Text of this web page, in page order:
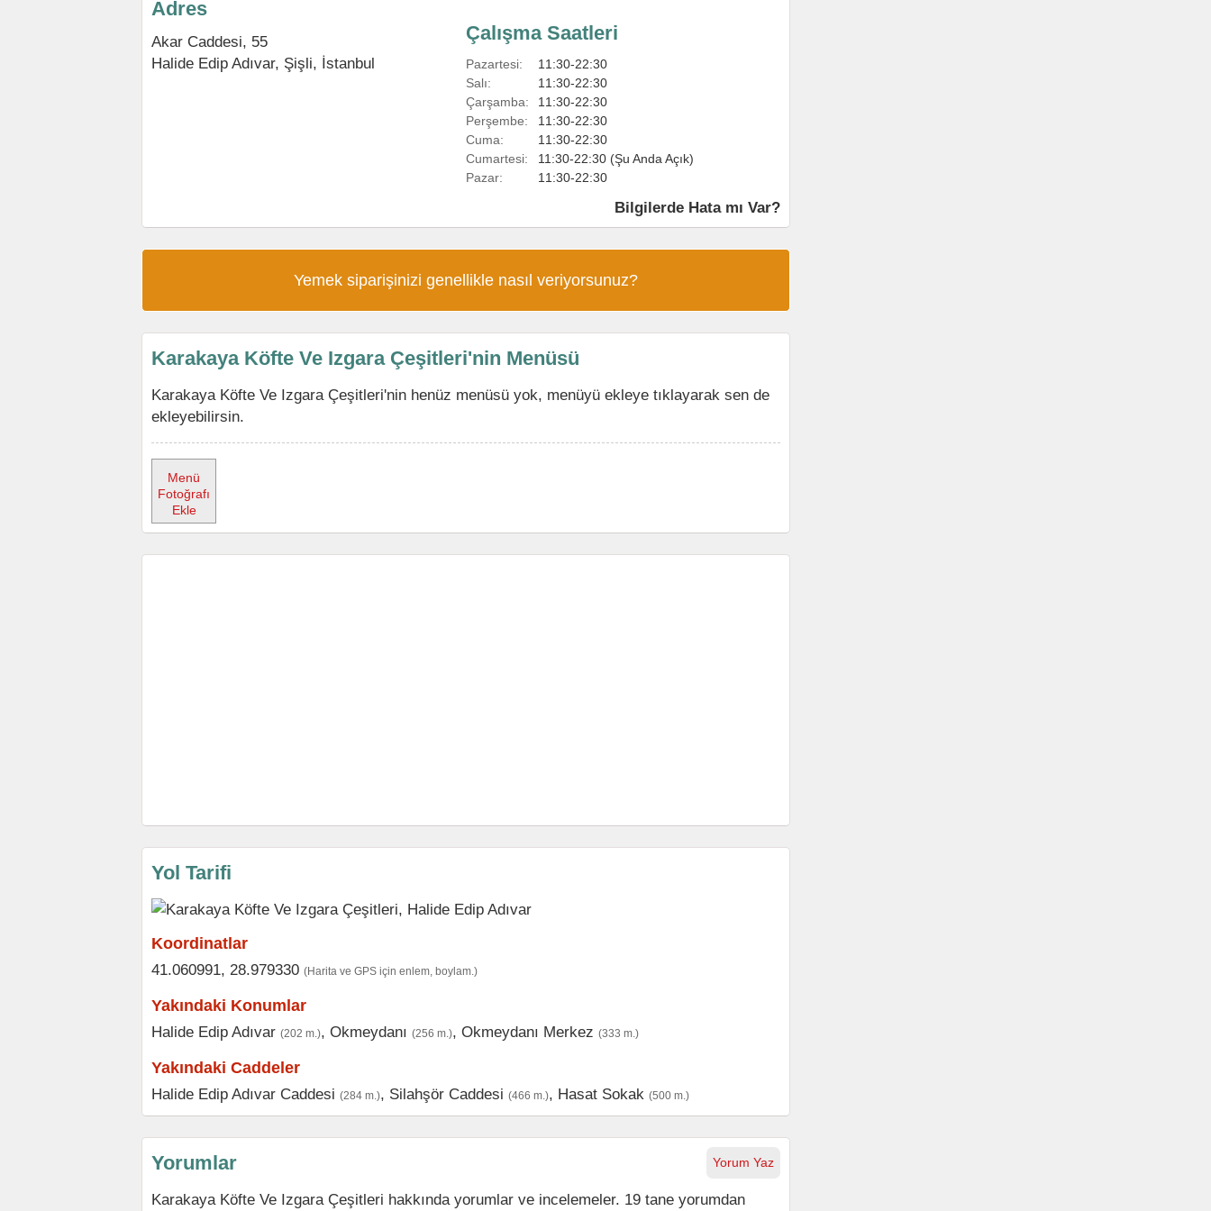
Adres
Akar Caddesi, 55
Halide Edip Adıvar, Şişli, İstanbul
Çalışma Saatleri
Pazartesi:
11:30-22:30
Salı:
11:30-22:30
Çarşamba:
11:30-22:30
Perşembe:
11:30-22:30
Cuma:
11:30-22:30
Cumartesi:
11:30-22:30 (Şu Anda Açık)
Pazar:
11:30-22:30
Bilgilerde Hata mı Var?
Yemek siparişinizi genellikle nasıl veriyorsunuz?
Karakaya Köfte Ve Izgara Çeşitleri'nin Menüsü
Karakaya Köfte Ve Izgara Çeşitleri'nin henüz menüsü yok, menüyü ekleye tıklayarak sen de
ekleyebilirsin.
Menü
Fotoğrafı
Ekle
Yol Tarifi
Koordinatlar
41.060991, 28.979330 (Harita ve GPS için enlem, boylam.)
Yakındaki Konumlar
Halide Edip Adıvar (202 m.), Okmeydanı (256 m.), Okmeydanı Merkez (333 m.)
Yakındaki Caddeler
Halide Edip Adıvar Caddesi (284 m.), Silahşör Caddesi (466 m.), Hasat Sokak (500 m.)
Yorum Yaz
Yorumlar
Karakaya Köfte Ve Izgara Çeşitleri hakkında yorumlar ve incelemeler. 19 tane yorumdan